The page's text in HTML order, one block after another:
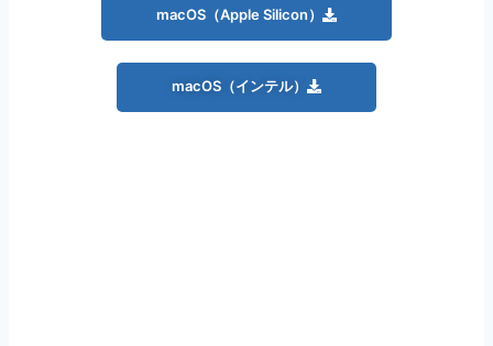
macOS（Apple Silicon）
macOS（インテル）